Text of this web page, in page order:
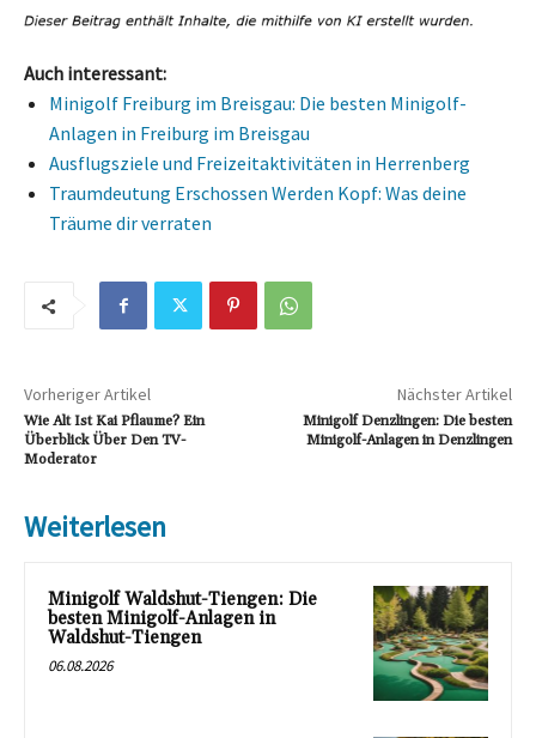
Auch interessant:
Minigolf Freiburg im Breisgau: Die besten Minigolf-
Anlagen in Freiburg im Breisgau
Ausflugsziele und Freizeitaktivitäten in Herrenberg
Traumdeutung Erschossen Werden Kopf: Was deine
Träume dir verraten
Vorheriger Artikel
Wie Alt Ist Kai Pflaume? Ein
Überblick Über Den TV-
Moderator
Nächster Artikel
Minigolf Denzlingen: Die besten
Minigolf-Anlagen in Denzlingen
Weiterlesen
Minigolf Waldshut-Tiengen: Die
besten Minigolf-Anlagen in
Waldshut-Tiengen
06.08.2026